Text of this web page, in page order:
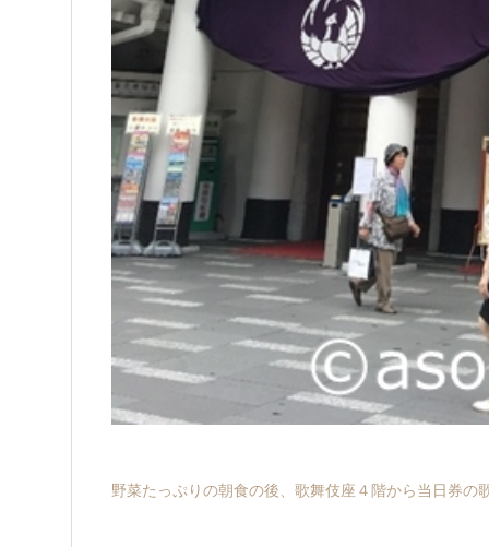
野菜たっぷりの朝食の後、歌舞伎座４階から当日券の